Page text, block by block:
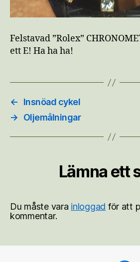
Felstavad ”Rolex”
ett E! Ha ha ha!
←
Insnöad cykel
→
Oljemålningar
Lämna ett
Du måste vara inloggad för att
kommentar.